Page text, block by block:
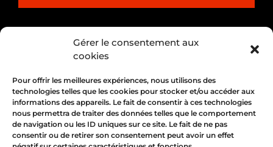
Gérer le consentement aux
cookies
Pour offrir les meilleures expériences, nous utilisons des
technologies telles que les cookies pour stocker et/ou accéder aux
informations des appareils. Le fait de consentir à ces technologies
nous permettra de traiter des données telles que le comportement
de navigation ou les ID uniques sur ce site. Le fait de ne pas
consentir ou de retirer son consentement peut avoir un effet
PARTENARIAT